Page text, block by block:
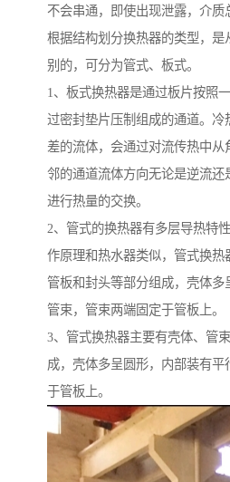
不会串通，即使出现泄露，介质
根据结构划分换热器的类型，是
别的，可分为管式、板式。
1、板式换热器是通过板片按照
过密封垫片压制组成的通道。冷
差的流体，会通过对流传热中从
邻的通道流体方向无论是逆流还
进行热量的交换。
2、管式的换热器有多层导热特
作原理和热水器类似，管式换热
管板和封头等部分组成，壳体多
管束，管束两端固定于管板上。
3、管式换热器主要有壳体、管
成，壳体多呈圆形，内部装有
于管板上。